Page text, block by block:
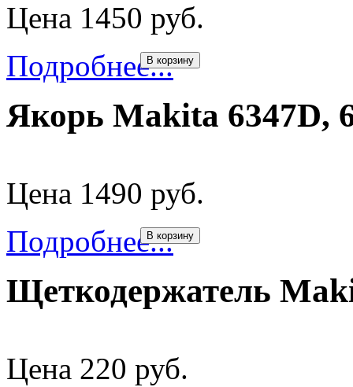
Цена 1450 руб.
Подробнее...
В корзину
Якорь Makita 6347D,
Цена 1490 руб.
Подробнее...
В корзину
Щеткодержатель
Цена 220 руб.